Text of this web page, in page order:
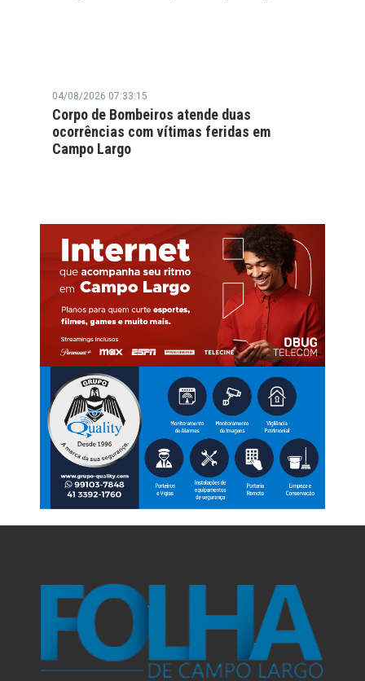
04/08/2026 07:33:15
Corpo de Bombeiros atende duas
ocorrências com vítimas feridas em
Campo Largo